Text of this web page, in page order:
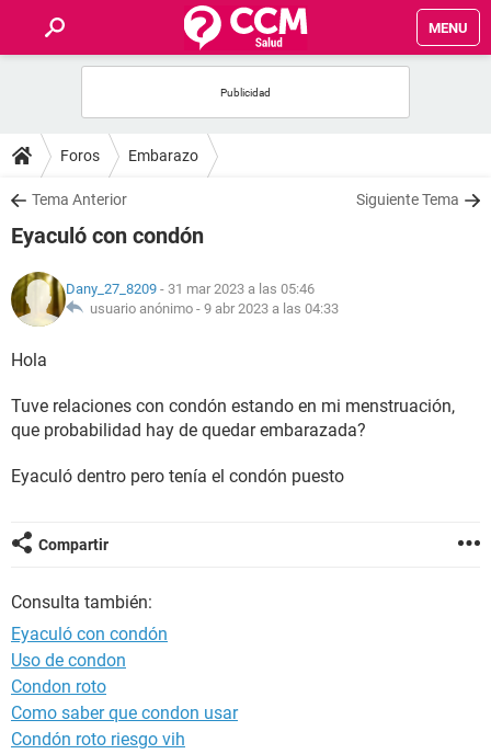
MENU
FOROS
SALUD
FAMILIA
NUTRICIÓN
BIENESTAR
SEXUALIDAD
GLOSARIO
Foros Embarazo
Tema Anterior Siguiente Tema
Eyaculó con condón
Dany_27_8209 - 31 mar 2023 a las 05:46
usuario anónimo - 9 abr 2023 a las 04:33
Hola
Tuve relaciones con condón estando en mi menstruación,
que probabilidad hay de quedar embarazada?
Eyaculó dentro pero tenía el condón puesto
Compartir
Consulta también:
Eyaculó con condón
Uso de condon
Condon roto
Como saber que condon usar
Condón roto riesgo vih